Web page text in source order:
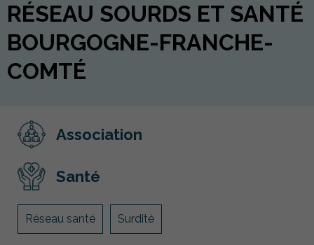
RÉSEAU SOURDS ET SANTÉ
BOURGOGNE-FRANCHE-
COMTÉ
Association
Santé
Réseau santé Surdité